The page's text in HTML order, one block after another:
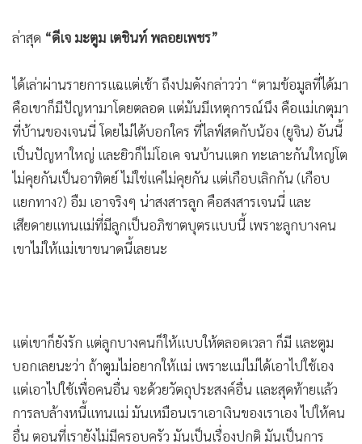
• วิทยาศาสตร์
• หุ้น
• อินโดจีน
• กองทุนรวม
• Celeb Online
• Factcheck
• ญี่ปุ่น
• News1
• Gotomanager
ล่าสุด “ดีเจ มะตูม เตชินท์ พลอยเพชร”
ได้เล่าผ่านรายการแฉแต่เช้า ถึงปมดังกล่าวว่า “ตามข้อมูลที่ได้มา
คือเขาก็มีปัญหามาโดยตลอด แต่มันมีเหตุการณ์นึง คือแม่เกตุมา
ที่บ้านของเจนนี่ โดยไม่ได้บอกใคร ที่ไลฟ์สดกับน้อง (ยูจิน) อันนี้
เป็นปัญหาใหญ่ และยิวก็ไม่โอเค จนบ้านแตก ทะเลาะกันใหญ่โต
ไม่คุยกันเป็นอาทิตย์ ไม่ใช่แค่ไม่คุยกัน แต่เกือบเลิกกัน (เกือบ
แยกทาง?) อืม เอาจริงๆ น่าสงสารลูก คือสงสารเจนนี่ และ
เสียดายแทนแม่ที่มีลูกเป็นอภิชาตบุตรแบบนี้ เพราะลูกบางคน
เขาไม่ให้แม่เขาขนาดนี้เลยนะ
แต่เขาก็ยังรัก แต่ลูกบางคนก็ให้แบบให้ตลอดเวลา ก็มี และตูม
บอกเลยนะว่า ถ้าตูมไม่อยากให้แม่ เพราะแม่ไม่ได้เอาไปใช้เอง
แต่เอาไปใช้เพื่อคนอื่น จะด้วยวัตถุประสงค์อื่น และสุดท้ายแล้ว
การลบล้างหนี้แทนแม่ มันเหมือนเราเอาเงินของเราเอง ไปให้คน
อื่น ตอนที่เรายังไม่มีครอบครัว มันเป็นเรื่องปกติ มันเป็นการ